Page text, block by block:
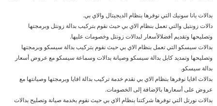
بدالات بانا سونيك التي نوفرها بنظام الديجيتال والاي بي.
دالات زونتيل والتي تعمل بنظام الاي بي حيث نقوم بتركيب بدالة زونتل وبرمجتها
وتصليحها وتقديم أفضلالأسعار لبدالات زونتل وخصومات عليها.
بدالات سيسكو التي تعمل بنظام الاي بي حيث نقوم بتركيب بدالة سيسكو وبرمجتها
وتصليحها وتمديد كابل بدالة سيسكو وصيانة بدالات وسماعة سيسكو مع عروض أسعار
بدالة سيسكو.
بدالات افايا نوفرها بنظام الاي بي نقدم خدمة تركيب بدالة افايا وبرمجتها وصيانتها مع
عروض على أسعارها بالإضافة إلى الخصومات.
بدالات نورتل التي توفرها شركتنا بنظام الاي بي حيث نقوم بخدمة صيانة وتصليح بدالات